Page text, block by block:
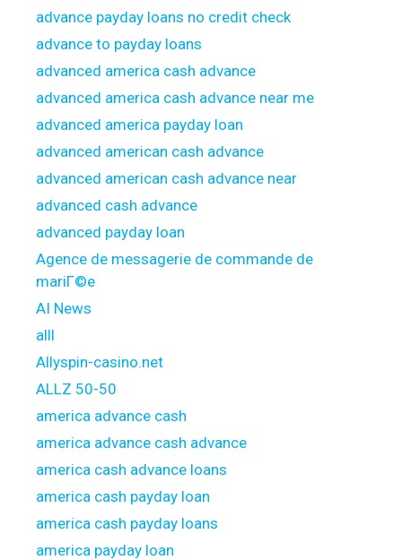
advance payday loans no credit check
advance to payday loans
advanced america cash advance
advanced america cash advance near me
advanced america payday loan
advanced american cash advance
advanced american cash advance near
advanced cash advance
advanced payday loan
Agence de messagerie de commande de
mariГ©e
AI News
alll
Allyspin-casino.net
ALLZ 50-50
america advance cash
america advance cash advance
america cash advance loans
america cash payday loan
america cash payday loans
america payday loan